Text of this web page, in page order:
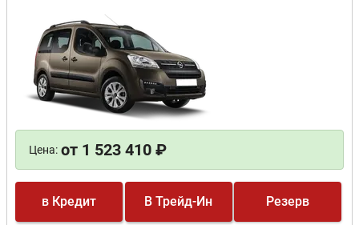
Цена: от 1 523 410 ₽
в Кредит В Трейд-Ин Резерв